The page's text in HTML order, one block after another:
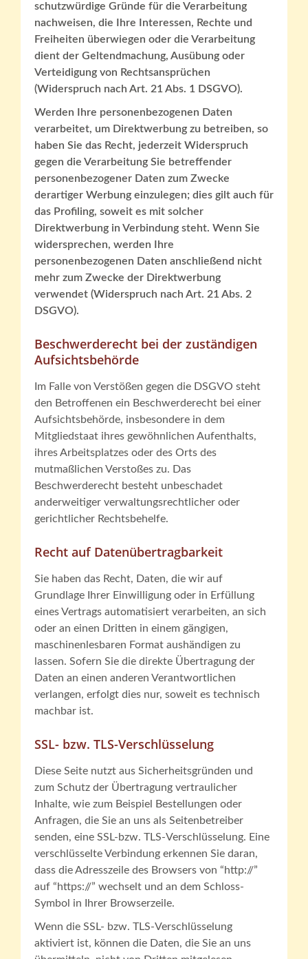
schutzwürdige Gründe für die Verarbeitung
nachweisen, die Ihre Interessen, Rechte und
Freiheiten überwiegen oder die Verarbeitung
dient der Geltendmachung, Ausübung oder
Verteidigung von Rechtsansprüchen
(Widerspruch nach Art. 21 Abs. 1 DSGVO).
Werden Ihre personenbezogenen Daten
verarbeitet, um Direktwerbung zu betreiben, so
haben Sie das Recht, jederzeit Widerspruch
gegen die Verarbeitung Sie betreffender
personenbezogener Daten zum Zwecke
derartiger Werbung einzulegen; dies gilt auch für
das Profiling, soweit es mit solcher
Direktwerbung in Verbindung steht. Wenn Sie
widersprechen, werden Ihre
personenbezogenen Daten anschließend nicht
mehr zum Zwecke der Direktwerbung
verwendet (Widerspruch nach Art. 21 Abs. 2
DSGVO).
Beschwerderecht bei der zuständigen
Aufsichtsbehörde
Im Falle von Verstößen gegen die DSGVO steht
den Betroffenen ein Beschwerderecht bei einer
Aufsichtsbehörde, insbesondere in dem
Mitgliedstaat ihres gewöhnlichen Aufenthalts,
ihres Arbeitsplatzes oder des Orts des
mutmaßlichen Verstoßes zu. Das
Beschwerderecht besteht unbeschadet
anderweitiger verwaltungsrechtlicher oder
gerichtlicher Rechtsbehelfe.
Recht auf Datenübertragbarkeit
Sie haben das Recht, Daten, die wir auf
Grundlage Ihrer Einwilligung oder in Erfüllung
eines Vertrags automatisiert verarbeiten, an sich
oder an einen Dritten in einem gängigen,
maschinenlesbaren Format aushändigen zu
lassen. Sofern Sie die direkte Übertragung der
Daten an einen anderen Verantwortlichen
verlangen, erfolgt dies nur, soweit es technisch
machbar ist.
SSL- bzw. TLS-Verschlüsselung
Diese Seite nutzt aus Sicherheitsgründen und
zum Schutz der Übertragung vertraulicher
Inhalte, wie zum Beispiel Bestellungen oder
Anfragen, die Sie an uns als Seitenbetreiber
senden, eine SSL-bzw. TLS-Verschlüsselung. Eine
verschlüsselte Verbindung erkennen Sie daran,
dass die Adresszeile des Browsers von “http://”
auf “https://” wechselt und an dem Schloss-
Symbol in Ihrer Browserzeile.
Wenn die SSL- bzw. TLS-Verschlüsselung
aktiviert ist, können die Daten, die Sie an uns